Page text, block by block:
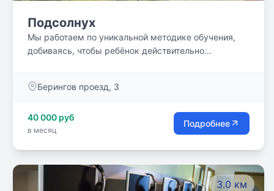
Подсолнух
Мы работаем по уникальной методике обучения,
добиваясь, чтобы ребёнок действительно
Берингов проезд, 3
40 000 руб
в месяц
Подробнее
3.0 км